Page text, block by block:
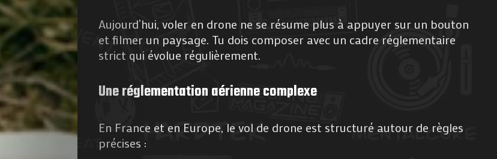
Aujourd’hui, voler en drone ne se résume plus à appuyer sur un bouton
et filmer un paysage. Tu dois composer avec un cadre réglementaire
strict qui évolue régulièrement.
Une réglementation aérienne complexe
En France et en Europe, le vol de drone est structuré autour de règles
précises :